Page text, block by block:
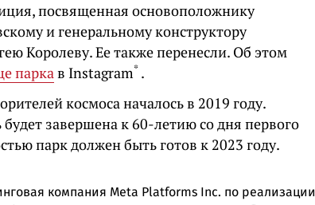
посвященная основоположнику
и генеральному конструктору
Королеву. Ее также перенесли. Об этом
паркав Instagram* .
космоса началось в 2019 году.
завершена к 60-летию со дня первого
парк должен быть готов к 2023 году.
компания Meta Platforms Inc. по реализации